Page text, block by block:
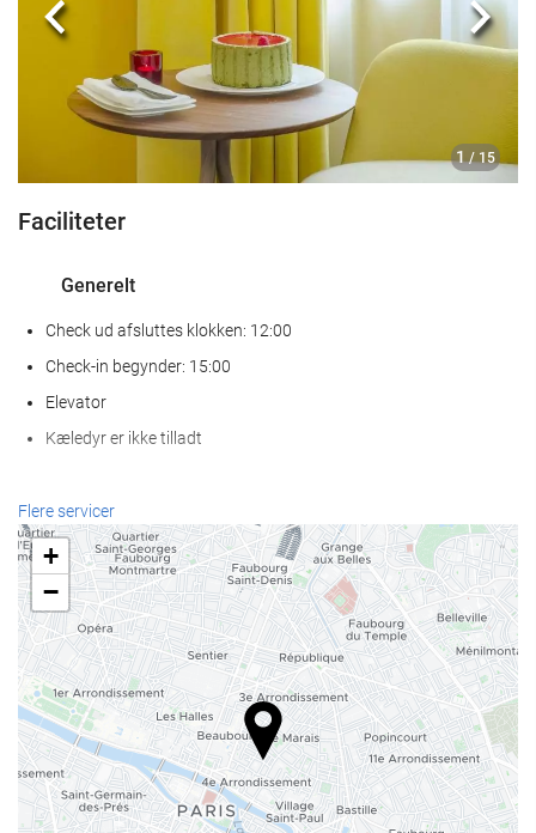
1 / 15
Previous
Faciliteter
Generelt
Check ud afsluttes klokken: 12:00
Check-in begynder: 15:00
Elevator
Kæledyr er ikke tilladt
Receptionen
Døgnåben reception
Bagageopbevaring
Mad og drikke
Bar
Internetadgang
Gratis wi-fi
Flere servicer
+
−